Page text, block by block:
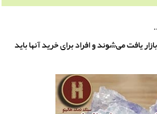
می‌شوند و افراد برای خرید آنها باید